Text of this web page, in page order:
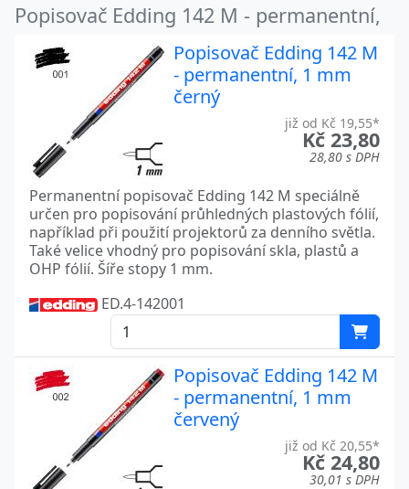
Popisovač Edding 142 M - permanentní,
Popisovač Edding 142 M
- permanentní, 1 mm
černý
již od Kč 19,55*
Kč 23,80
28,80 s DPH
Permanentní popisovač Edding 142 M speciálně
určen pro popisování průhledných plastových fólií,
například při použití projektorů za denního světla.
Také velice vhodný pro popisování skla, plastů a
OHP fólií. Šíře stopy 1 mm.
ED.4-142001
Popisovač Edding 142 M
- permanentní, 1 mm
červený
již od Kč 20,55*
Kč 24,80
30,01 s DPH